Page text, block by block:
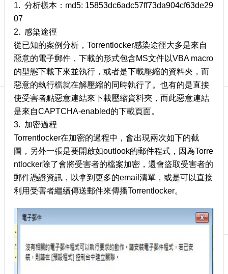
網
站
導
覽
最
新
消
息
關
於
我
出
版
物
務
服
務
1. 分析樣本：md5: 15853dc6adc57ff73da904cf63de29
07
2. 感染途徑
從已知的案例分析，Torrentlocker感染途徑大多是來自
惡意的電子郵件，下載的形式包含MS文件以VBA macro
的型態下載下來並執行，或者是下載壓縮的資料夾，而
惡意的執行檔就在解壓縮的同時執行了。也有的是直接
使受害者點惡意連結來下載壓縮資料夾，而此惡意連結
是來自CAPTCHA-enabled的下載頁面。
3. 加密過程
Torrentlocker在加密的過程中，會出現兩次如下的截
圖，另外一張是要開啟如outlook的郵件程式，因為Torre
ntlocker除了會將受害者的檔案加密，還會盜取受害者的
郵件憑證資訊，以拿到更多的email清單，或是可以直接
利用受害者繼續傳送郵件來傳播Torrentlocker。